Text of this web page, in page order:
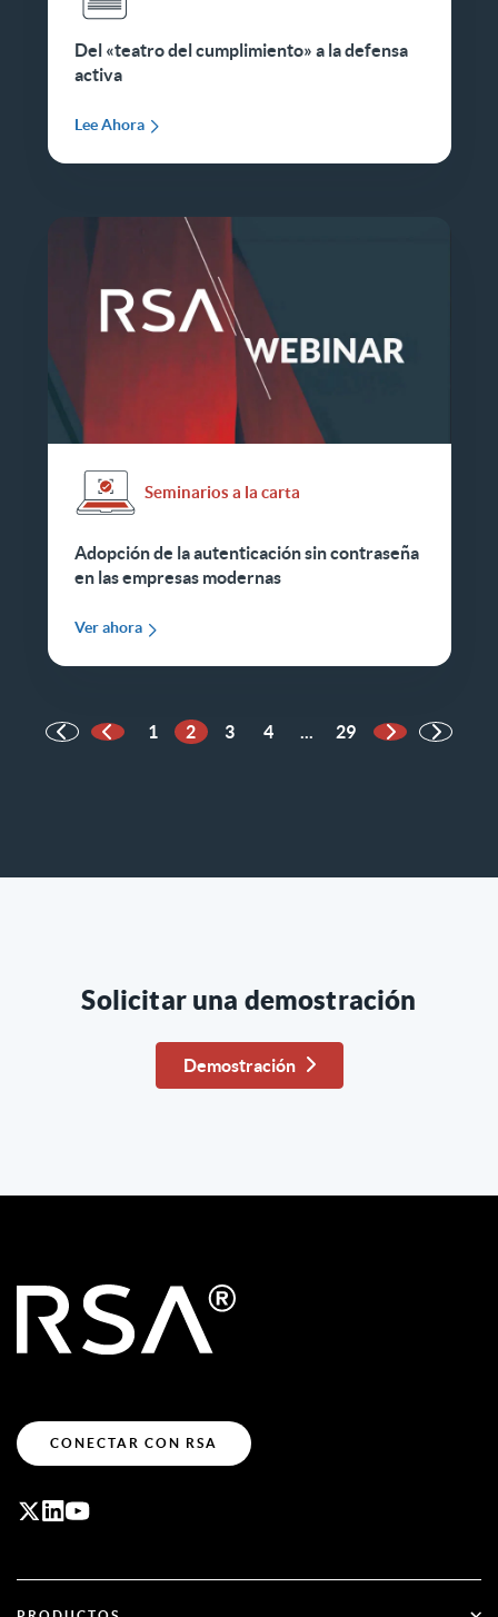
Del «teatro del cumplimiento» a la defensa
activa
Lee Ahora
Seminarios a la carta
Adopción de la autenticación sin contraseña
en las empresas modernas
Ver ahora
Página anterior
1 2 3 4 ... 29
Página
Solicitar una demostración
Demostración
CONECTAR CON RSA